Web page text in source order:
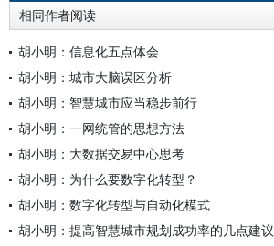
相同作者阅读
胡小明：信息化五点体会
胡小明：城市大脑误区分析
胡小明：智慧城市应当稳步前行
胡小明：一网统管的思想方法
胡小明：大数据交易中心思考
胡小明：为什么要数字化转型？
胡小明：数字化转型与自动化模式
胡小明：提高智慧城市规划成功率的几点建议